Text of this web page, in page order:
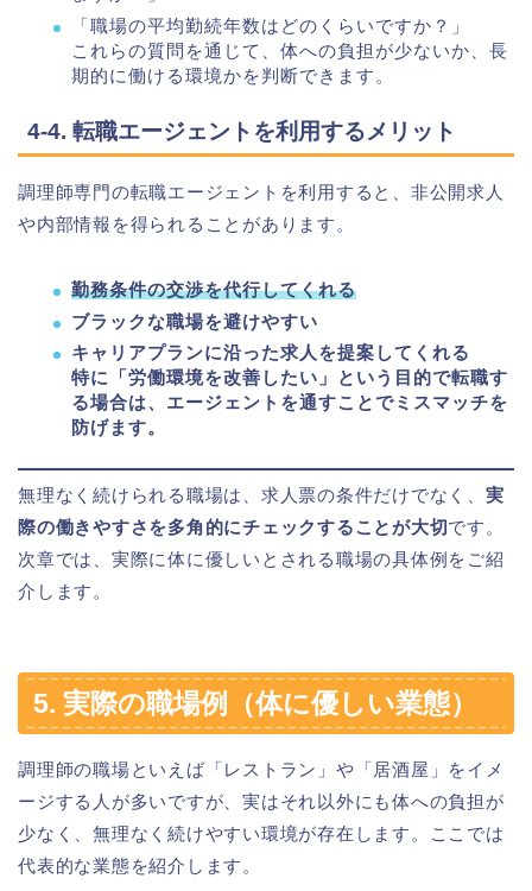
「職場の平均勤続年数はどのくらいですか？」
これらの質問を通じて、体への負担が少ないか、長
期的に働ける環境かを判断できます。
4-4. 転職エージェントを利用するメリット
調理師専門の転職エージェントを利用すると、非公開求人
や内部情報を得られることがあります。
勤務条件の交渉を代行してくれる
ブラックな職場を避けやすい
キャリアプランに沿った求人を提案してくれる
特に「労働環境を改善したい」という目的で転職す
る場合は、エージェントを通すことでミスマッチを
防げます。
無理なく続けられる職場は、求人票の条件だけでなく、 実
際の働きやすさを多角的にチェックすることが大切です。
次章では、実際に体に優しいとされる職場の具体例をご紹
介します。
5. 実際の職場例（体に優しい業態）
調理師の職場といえば「レストラン」や「居酒屋」をイメ
ージする人が多いですが、実はそれ以外にも体への負担が
少なく、無理なく続けやすい環境が存在します。ここでは
代表的な業態を紹介します。